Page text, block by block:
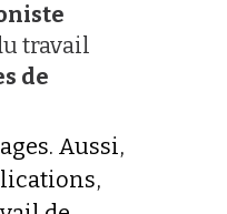
travail
de
Aussi,